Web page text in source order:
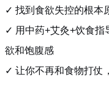
✓ 找到食欲失控的根本
✓ 用中药+艾灸+饮食指
欲和饱腹感
✓ 让你不再和食物打仗